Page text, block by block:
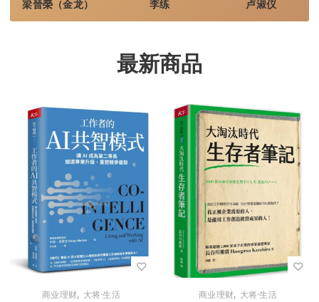
梁晉榮（金龙） 李练 卢淑仪
最新商品
商业理财, 大将·生活 商业理财, 大将·生活